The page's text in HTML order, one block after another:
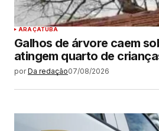
ARAÇATUBA
Galhos de árvore caem
atingem quarto de
por Da redação07/08/2026